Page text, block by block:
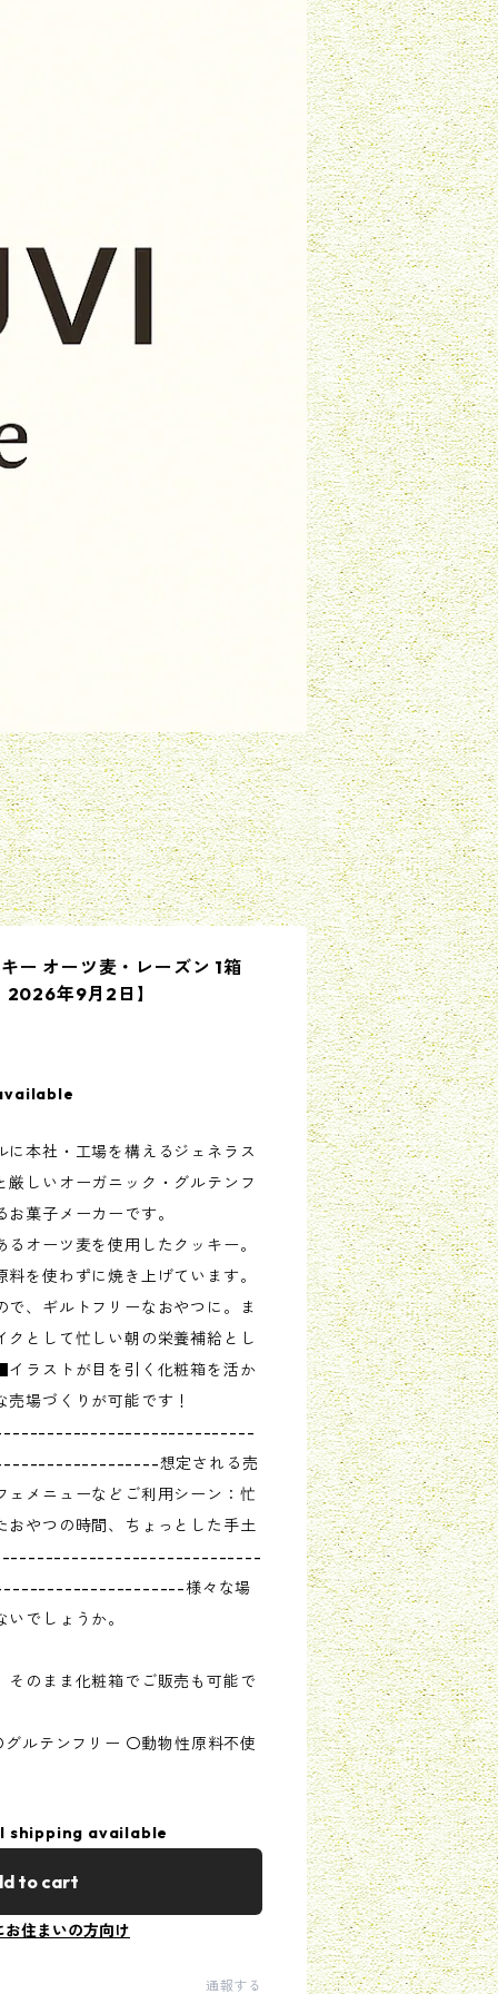
ー オーツ麦・レーズン 1箱
年9月2日】
本社・工場を構えるジェネラス
しいオーガニック・グルテンフ
菓子メーカーです。
オーツ麦を使用したクッキー。
を使わずに焼き上げています。
、ギルトフリーなおやつに。ま
として忙しい朝の栄養補給とし
ラストが目を引く化粧箱を活か
場づくりが可能です！
想定される売
ェメニューなどご利用シーン：忙
おやつの時間、ちょっとした手土
様々な場
でしょうか。
そのまま化粧箱でご販売も可能で
ルテンフリー 〇動物性原料不使
shipping available
to cart
お住まいの方向け
通報する